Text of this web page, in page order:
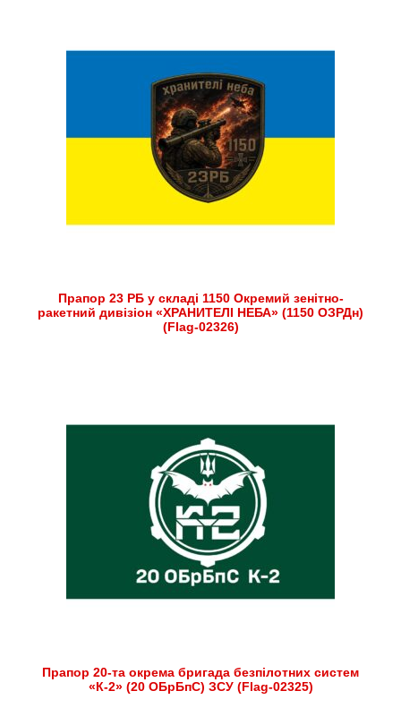
Прапор 23 РБ у складі 1150 Окремий зенітно-
ракетний дивізіон «ХРАНИТЕЛІ НЕБА» (1150 ОЗРДн)
(Flag-02326)
Прапор 20-та окрема бригада безпілотних систем
«К-2» (20 ОБрБпС) ЗСУ (Flag-02325)